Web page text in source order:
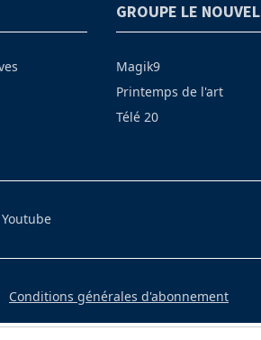
GROUPE LE
Magik9
Printemps de l'art
Télé 20
Youtube
Conditions générales d'abonnement